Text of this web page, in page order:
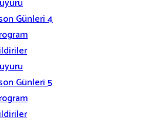
Günleri 4
Günleri 5